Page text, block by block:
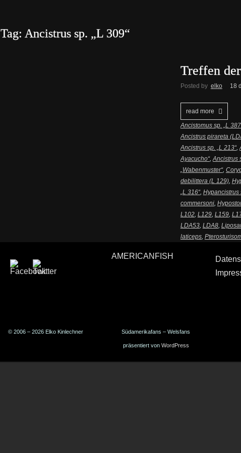
Tag: Ancistrus sp. „L 309“
Treffen
Posted by elko 18
read more
Ancistomus sp. „L
Ancistrus pirareta
Ancistrus sp. „L 213“,
Ayacucho“,Ancistrus
„Wabenmuster“,
debilittera (L 129),
„L 316“, Hypancistrus
commersoni,
L102, L129, L159,
LDA53, LDA8,
laticeps,
AMERICANFISH
© 2006 – 2026 Elko Kinlechner Südamerikafans – Welsfans
präsentiert von WordPress